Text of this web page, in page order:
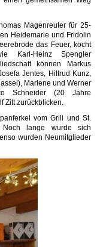
Magenreuter für 25-
Heidemarie und Fridolin
das Feuer, kocht
Karl-Heinz Spengler
können Markus
Jentes, Hiltrud Kunz,
Marlene und Werner
Schneider (20 Jahre
Zitt zurückblicken.
vom Grill und St.
lange wurde sich
wurden Neumitglieder